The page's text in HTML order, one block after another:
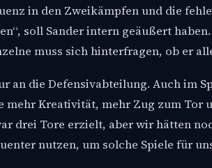
in den Zweikämpfen und die
soll Sander intern geäußert
muss sich hinterfragen, ob er
die Defensivabteilung. Auch im
mehr Kreativität, mehr Zug zum Tor
drei Tore erzielt, aber wir hätten
nutzen, um solche Spiele für